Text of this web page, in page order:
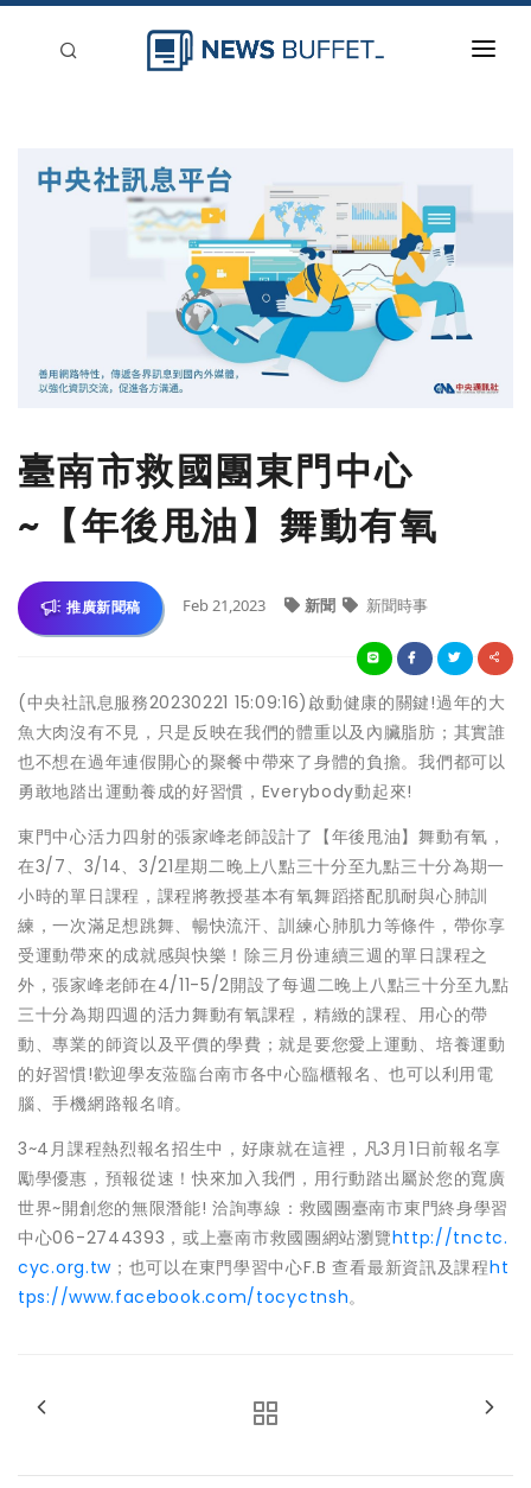
臺南市救國團東門中心
~【年後甩油】舞動有氧
推廣新聞稿 Feb 21,2023 新聞 新聞時事
(中央社訊息服務20230221 15:09:16)啟動健康的關鍵!過年的大
魚大肉沒有不見，只是反映在我們的體重以及內臟脂肪；其實誰
也不想在過年連假開心的聚餐中帶來了身體的負擔。我們都可以
勇敢地踏出運動養成的好習慣，Everybody動起來!
東門中心活力四射的張家峰老師設計了【年後甩油】舞動有氧，
在3/7、3/14、3/21星期二晚上八點三十分至九點三十分為期一
小時的單日課程，課程將教授基本有氧舞蹈搭配肌耐與心肺訓
練，一次滿足想跳舞、暢快流汗、訓練心肺肌力等條件，帶你享
受運動帶來的成就感與快樂！除三月份連續三週的單日課程之
外，張家峰老師在4/11-5/2開設了每週二晚上八點三十分至九點
三十分為期四週的活力舞動有氧課程，精緻的課程、用心的帶
動、專業的師資以及平價的學費；就是要您愛上運動、培養運動
的好習慣!歡迎學友蒞臨台南市各中心臨櫃報名、也可以利用電
腦、手機網路報名唷。
3~4月課程熱烈報名招生中，好康就在這裡，凡3月1日前報名享
勵學優惠，預報從速！快來加入我們，用行動踏出屬於您的寬廣
世界~開創您的無限潛能! 洽詢專線：救國團臺南市東門終身學習
中心06-2744393，或上臺南市救國團網站瀏覽http://tnctc.
cyc.org.tw ；也可以在東門學習中心F.B 查看最新資訊及課程ht
tps://www.facebook.com/tocyctnsh。